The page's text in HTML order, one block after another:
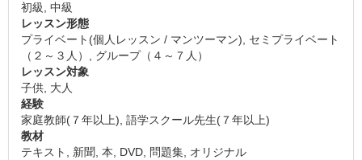
初級, 中級
レッスン形態
プライベート(個人レッスン / マンツーマン), セミプライベート
（２～３人）, グループ（４～７人）
レッスン対象
子供, 大人
経験
家庭教師(７年以上), 語学スクール先生(７年以上)
教材
テキスト, 新聞, 本, DVD, 問題集, オリジナル